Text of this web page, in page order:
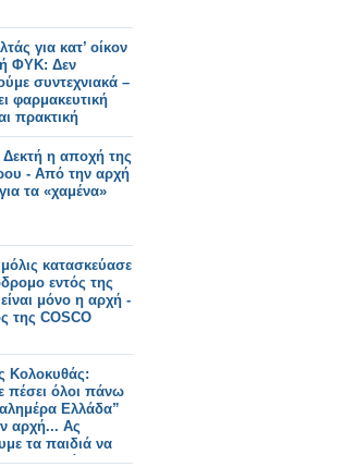
για κατ’ οίκον
ΦΥΚ: Δεν
συντεχνιακά –
φαρμακευτική
πρακτική
η αποχή της
- Από την αρχή
τα «χαμένα»
κατασκεύασε
εντός της
μόνο η αρχή -
της COSCO
Κολοκυθάς:
πέσει όλοι πάνω
Ελλάδα”
αρχή... Ας
τα παιδιά να
τη δουλειά τους